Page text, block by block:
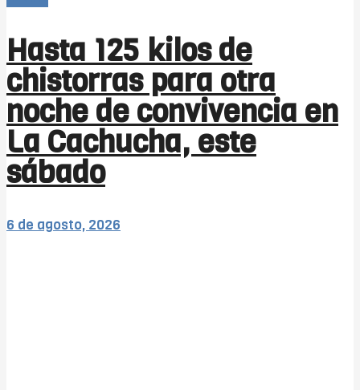
Hasta 125 kilos de
chistorras para otra
noche de convivencia en
La Cachucha, este
sábado
6 de agosto, 2026